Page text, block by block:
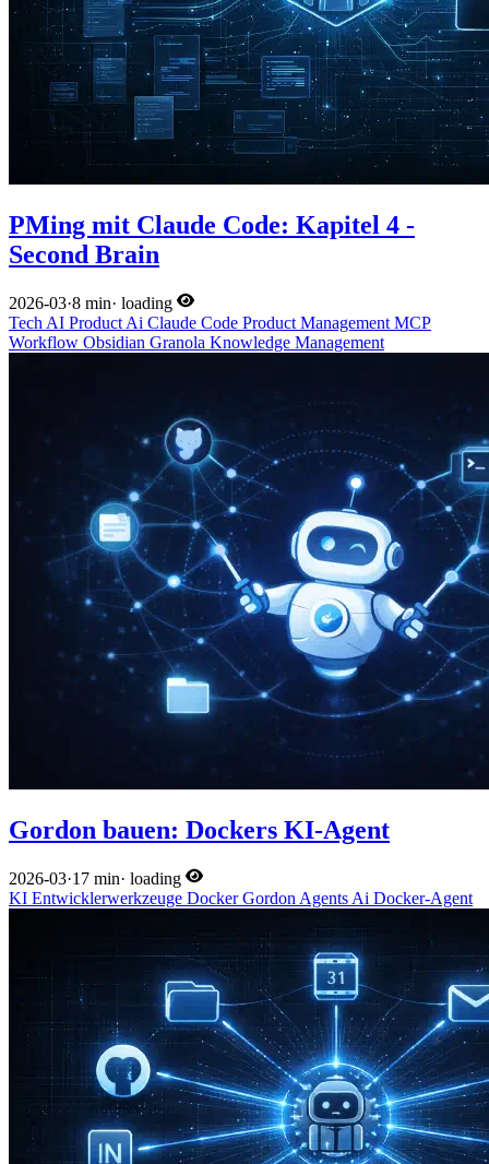
PMing mit Claude Code: Kapitel 4 -
Second Brain
2026-03·8 min· loading
Tech AI Product Ai Claude Code Product Management MCP
Workflow Obsidian Granola Knowledge Management
Gordon bauen: Dockers KI-Agent
2026-03·17 min· loading
KI Entwicklerwerkzeuge DockerGordon Agents Ai Docker-Agent